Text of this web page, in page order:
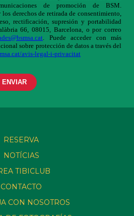
RESERVA
NOTÍCIAS
TIBICLUB
CONTACTO
CON NOSOTROS